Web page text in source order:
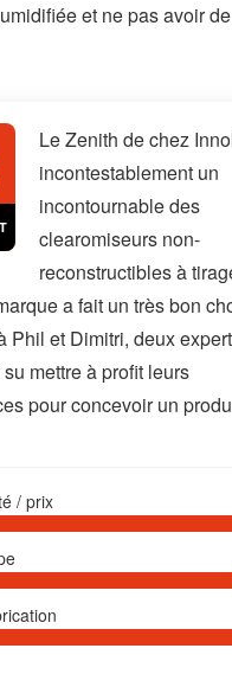
et ne pas avoir
Le Zenith de chez
incontestablement un
incontournable des
clearomiseurs non-
reconstructibles à
a fait un très bon
Phil et Dimitri, deux
mettre à profit leurs
pour concevoir un
/ prix